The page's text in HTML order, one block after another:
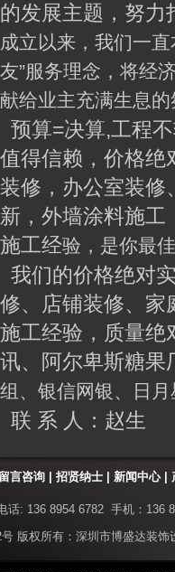
的发展主题，努力
成立以来，我们一
友”服务理念，将经
献给业主充满生息
预算=决算,工程
值得信赖，价格绝
装修，办公室装修
新，外墙涂料施工
施工经验，是你最
我们的价格绝对
修、店铺装修、家
施工经验，质量绝
讯、阿尔卑斯糖果
组、银信网银、日
联 系 人：赵生
留言咨询 招贤纳士 新闻中心|
话: 136 8954 6782 手机：136
版权所有：深圳市博盛达装